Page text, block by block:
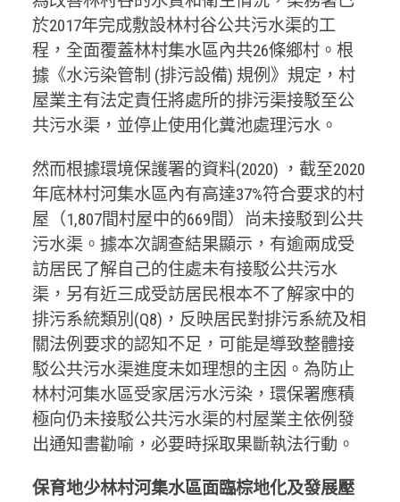
於2017年完成敷設林村谷公共污水渠的工
程，全面覆蓋林村集水區內共26條鄉村。根
據《水污染管制 (排污設備) 規例》規定，村
屋業主有法定責任將處所的排污渠接駁至公
共污水渠，並停止使用化糞池處理污水。
然而根據環境保護署的資料(2020) ，截至2020
年底林村河集水區內有高達37%符合要求的村
屋（1,807間村屋中的669間）尚未接駁到公共
污水渠。據本次調查結果顯示，有逾兩成受
訪居民了解自己的住處未有接駁公共污水
渠，另有近三成受訪居民根本不了解家中的
排污系統類別(Q8)，反映居民對排污系統及相
關法例要求的認知不足，可能是導致整體接
駁公共污水渠進度未如理想的主因。為防止
林村河集水區受家居污水污染，環保署應積
極向仍未接駁公共污水渠的村屋業主依例發
出通知書勸喻，必要時採取果斷執法行動。
保育地少林村河集水區面臨棕地化及發展壓